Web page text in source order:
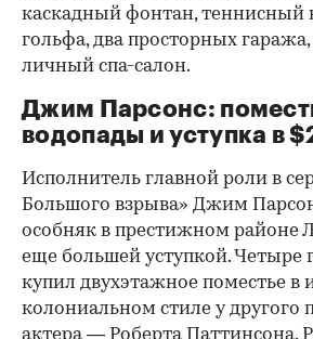
каскадный фонтан, теннисный
гольфа, два просторных
личный спа-салон.
Джим Парсонс:
водопады и уступка в
Исполнитель главной роли в
Большого взрыва» Джим
особняк в престижном районе
еще большей уступкой. Четыре
купил двухэтажное поместье в
колониальном стиле у другого
актера — Роберта Паттинсона.